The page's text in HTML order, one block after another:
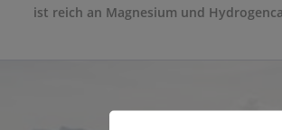
ist reich an Magnesium und